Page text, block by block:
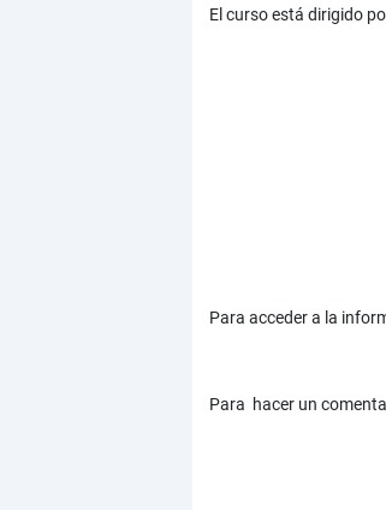
El curso está dirigido
Para acceder a la
Para hacer un